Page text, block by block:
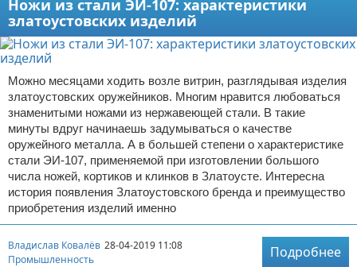
Ножи из стали ЭИ-107: характеристики
златоустовских изделий
Можно месяцами ходить возле витрин, разглядывая изделия
златоустовских оружейников. Многим нравится любоваться
знаменитыми ножами из нержавеющей стали. В такие
минуты вдруг начинаешь задумываться о качестве
оружейного металла. А в большей степени о характеристике
стали ЭИ-107, применяемой при изготовлении большого
числа ножей, кортиков и клинков в Златоусте. Интересна
история появления Златоустовского бренда и преимущество
приобретения изделий именно
Владислав Ковалёв 28-04-2019 11:08
Промышленность
Подробнее